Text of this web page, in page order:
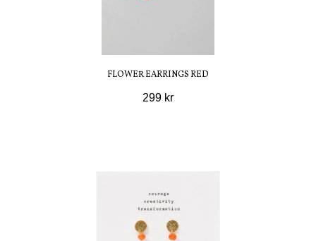
FLOWER EARRINGS RED
299 kr